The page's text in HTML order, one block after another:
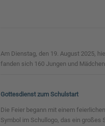
Am Dienstag, den 19. August 2025,
fanden sich 160 Jungen und
Gottesdienst zum Schulstart
Die Feier begann mit einem
Symbol im Schullogo, das ein